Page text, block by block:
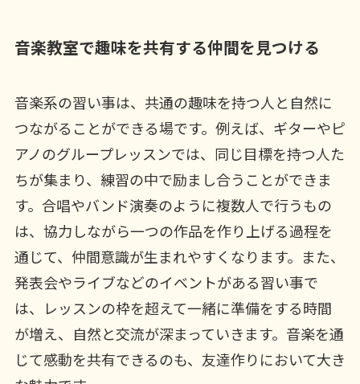
音楽教室で趣味を共有する仲間を見つける
音楽系の習い事は、共通の趣味を持つ人と自然に
つながることができる場です。例えば、ギターやピ
アノのグループレッスンでは、同じ目標を持つ人た
ちが集まり、練習の中で励まし合うことができま
す。合唱やバンド演奏のように複数人で行うもの
は、協力しながら一つの作品を作り上げる過程を
通じて、仲間意識が生まれやすくなります。また、
発表会やライブなどのイベントがある習い事で
は、レッスンの枠を超えて一緒に準備をする時間
が増え、自然と交流が深まっていきます。音楽を通
じて感動を共有できるのも、友達作りにおいて大き